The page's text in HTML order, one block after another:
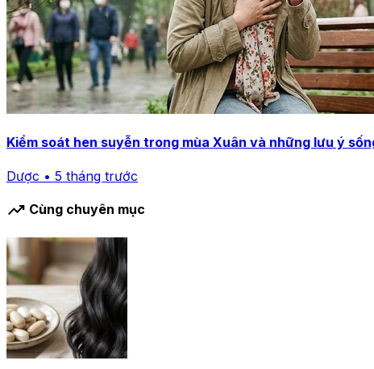
Kiểm soát hen suyễn trong mùa Xuân và những lưu ý
Dược • 5 tháng trước
trending_up Cùng chuyên mục